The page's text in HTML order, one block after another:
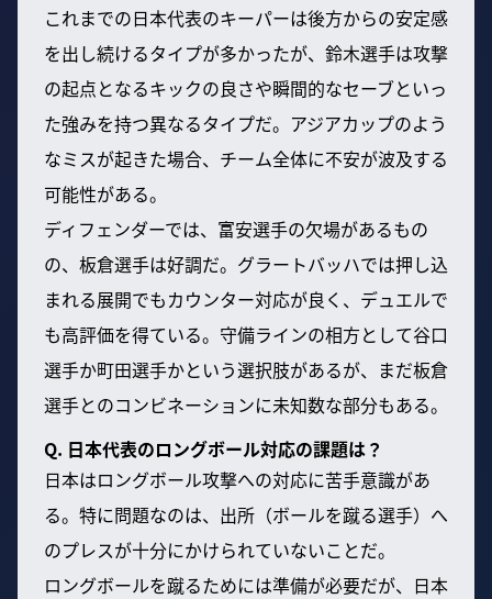
これまでの日本代表のキーパーは後方からの安定感
を出し続けるタイプが多かったが、鈴木選手は攻撃
の起点となるキックの良さや瞬間的なセーブといっ
た強みを持つ異なるタイプだ。アジアカップのよう
なミスが起きた場合、チーム全体に不安が波及する
可能性がある。
ディフェンダーでは、富安選手の欠場があるもの
の、板倉選手は好調だ。グラートバッハでは押し込
まれる展開でもカウンター対応が良く、デュエルで
も高評価を得ている。守備ラインの相方として谷口
選手か町田選手かという選択肢があるが、まだ板倉
選手とのコンビネーションに未知数な部分もある。
Q. 日本代表のロングボール対応の課題は？
日本はロングボール攻撃への対応に苦手意識があ
る。特に問題なのは、出所（ボールを蹴る選手）へ
のプレスが十分にかけられていないことだ。
ロングボールを蹴るためには準備が必要だが、日本